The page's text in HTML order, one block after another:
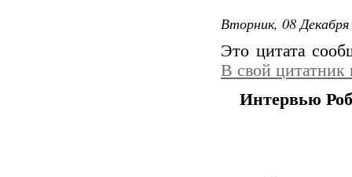
Вторник, 08
Это цитата
В свой цитатник
Интервью